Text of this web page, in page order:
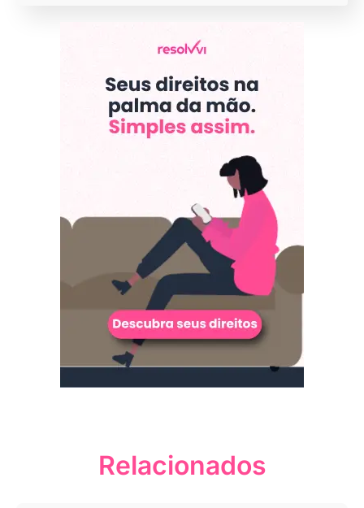
Relacionados